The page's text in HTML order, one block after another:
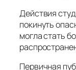
Действия
покинуть
могла стать
Первичная